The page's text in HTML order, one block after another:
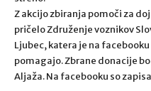
Z akcijo zbiranja pomoči za
pričelo Združenje voznikov
Ljubec, katera je na
pomagajo. Zbrane donacije
Aljaža. Na facebooku so